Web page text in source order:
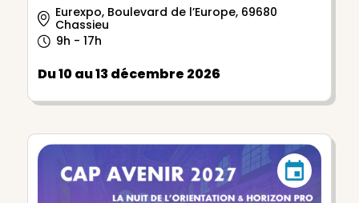
Eurexpo, Boulevard de l’Europe, 69680
Chassieu
9h - 17h
Du 10 au 13 décembre 2026